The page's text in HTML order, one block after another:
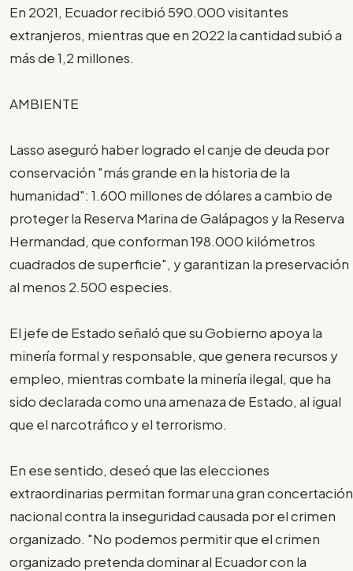
En 2021, Ecuador recibió 590.000 visitantes
extranjeros, mientras que en 2022 la cantidad subió a
más de 1,2 millones.
AMBIENTE
Lasso aseguró haber logrado el canje de deuda por
conservación "más grande en la historia de la
humanidad": 1.600 millones de dólares a cambio de
proteger la Reserva Marina de Galápagos y la Reserva
Hermandad, que conforman 198.000 kilómetros
cuadrados de superficie", y garantizan la preservación
al menos 2.500 especies.
El jefe de Estado señaló que su Gobierno apoya la
minería formal y responsable, que genera recursos y
empleo, mientras combate la minería ilegal, que ha
sido declarada como una amenaza de Estado, al igual
que el narcotráfico y el terrorismo.
En ese sentido, deseó que las elecciones
extraordinarias permitan formar una gran concertación
nacional contra la inseguridad causada por el crimen
organizado. "No podemos permitir que el crimen
organizado pretenda dominar al Ecuador con la